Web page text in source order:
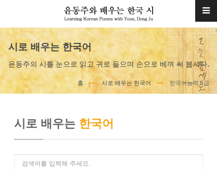
시로 배우는 한국어
윤동주의 시를 눈으로 읽고 귀로 들으며 손으로 베껴 써 봅시다.
홈 시로 배우는 한국어 한국어능력 6급
시로 배우는 한국어